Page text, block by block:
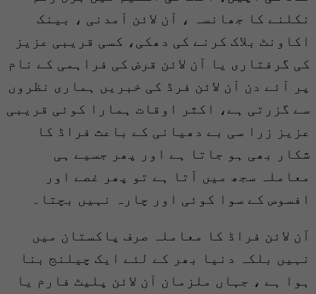
نکلنے کا جھانسہ ، آن لائن آمدنی ، بینک
اکاونٹ بلاک کرنے کی دھکی، کسی قریبی عزیز
کی گرفتاری یا آن لائن قرض کی فراہمی کے نام
پر آئے دن آن لائن فرڈ کی خبریں ہماری نظروں
سے گزرتی ہے، اکثر اوقات ہمارا کوئی قریبی
عزیز زرا سی بے دھیانی کے باعث فراڈ کا
شکار بھی ہو جاتا ہے اور پھر جسیے ہی
معاملہ سجھ میں آتا ہے تو پھر غصے اور
افسوس کے سوا کوئی اور چارہ نہیں بچتا۔
آن لائن فراڈ کا معاملہ صرف پاکستان میں
نہیں بلکہ دنیا بھر کے لئے ایک چیلنج بنا
ہوا ہے ، جہاں ملزمان آن لائن پلیٹ فارم یا